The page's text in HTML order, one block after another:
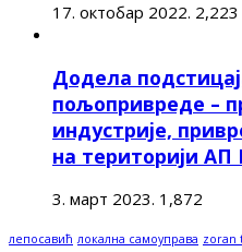
17. октобар 2022. 2,223
Додела
пољопривреде –
индустрије,
на територији АП
3. март 2023. 1,872
лепосавић локална самоуправа zoran